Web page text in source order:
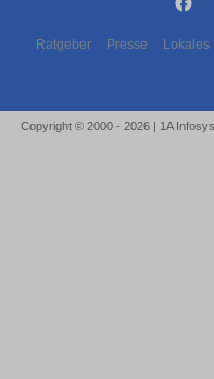
Ratgeber Presse Lokales
Copyright © 2000 - 2026 | 1A